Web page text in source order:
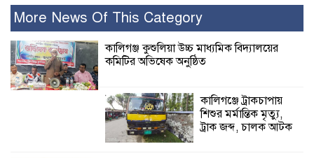
নুর
পাঁচ মাসে সরকারের দোষ দিচ্ছেন, আপনারা
কালিগঞ্জে নিখোঁজ জেলের মরদেহ অবশেষে
মিলল ইছামতী নদীতে
More News Of This Category
কালিগঞ্জ কুশুলিয়া উচ্চ মাধ্যমিক বিদ্যালয়ের
কমিটির অভিষেক অনুষ্ঠিত
কালিগঞ্জে ট্রাকচাপায়
শিশুর মর্মান্তিক মৃত্যু,
ট্রাক জব্দ, চালক আটক